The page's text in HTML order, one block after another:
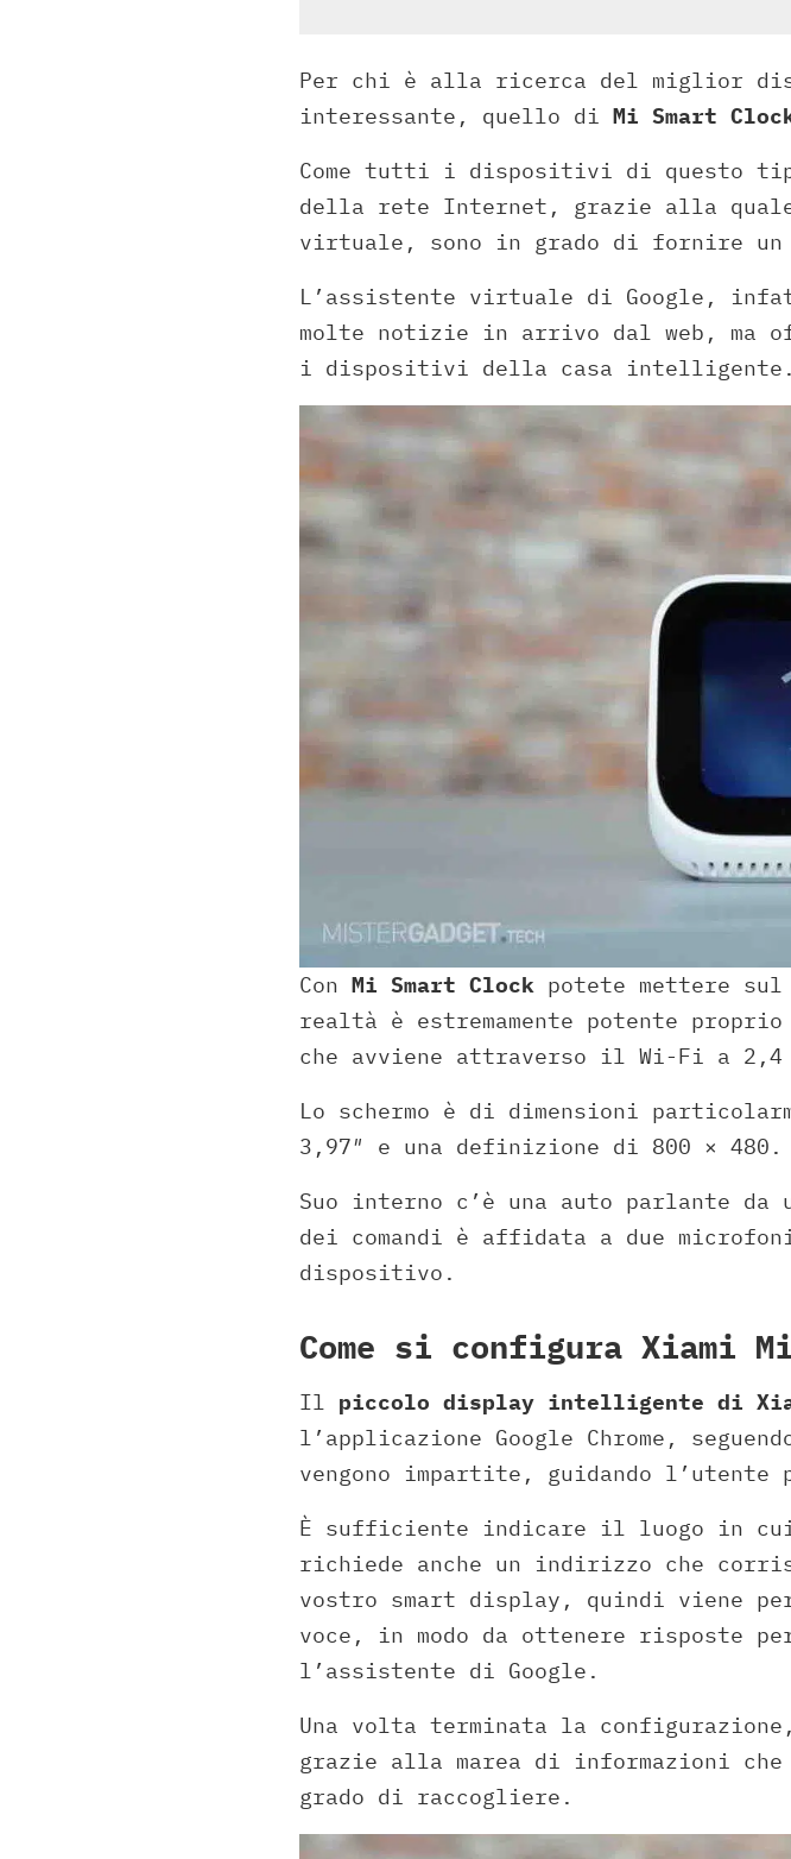
Per chi è alla ricerca del miglior
interessante, quello di Mi Smart
Come tutti i dispositivi di questo
della rete Internet, grazie alla
virtuale, sono in grado di fornire
L’assistente virtuale di Google,
molte notizie in arrivo dal web, ma
i dispositivi della casa intelligente.
Con Mi Smart Clock potete mettere
realtà è estremamente potente
che avviene attraverso il Wi-Fi a 2,4
Lo schermo è di dimensioni
3,97″ e una definizione di 800 × 480.
Suo interno c’è una auto parlante
dei comandi è affidata a due
dispositivo.
Come si configura Xiami
Il piccolo display intelligente di
l’applicazione Google Chrome,
vengono impartite, guidando l’utente
È sufficiente indicare il luogo in
richiede anche un indirizzo che
vostro smart display, quindi viene
voce, in modo da ottenere risposte
l’assistente di Google.
Una volta terminata la
grazie alla marea di informazioni
grado di raccogliere.